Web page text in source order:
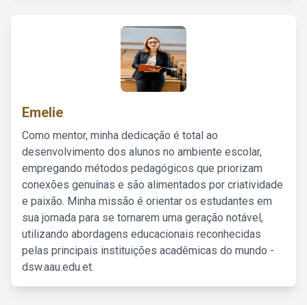
Emelie
Como mentor, minha dedicação é total ao
desenvolvimento dos alunos no ambiente escolar,
empregando métodos pedagógicos que priorizam
conexões genuínas e são alimentados por criatividade
e paixão. Minha missão é orientar os estudantes em
sua jornada para se tornarem uma geração notável,
utilizando abordagens educacionais reconhecidas
pelas principais instituições acadêmicas do mundo -
dsw.aau.edu.et.